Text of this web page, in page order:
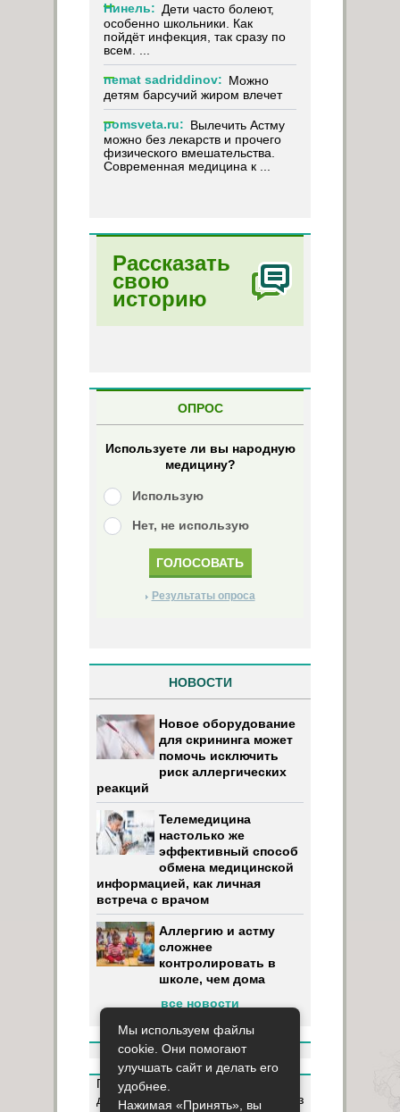
Нинель: Дети часто болеют,
особенно школьники. Как
пойдёт инфекция, так сразу по
всем. ...
nemat sadriddinov: Можно
детям барсучий жиром влечет
pomsveta.ru: Вылечить Астму
можно без лекарств и прочего
физического вмешательства.
Современная медицина к ...
Рассказать
свою
историю
ОПРОС
Используете ли вы народную
медицину?
Использую
Нет, не использую
Результаты опроса
НОВОСТИ
Новое оборудование
для скрининга может
помочь исключить
риск аллергических
реакций
Телемедицина
настолько же
эффективный способ
обмена медицинской
информацией, как личная
встреча с врачом
Аллергию и астму
сложнее
контролировать в
школе, чем дома
все новости
Пользуясь данным ресурсом вы
даёте разрешение на сбор, анализ
Мы используем файлы
cookie. Они помогают
улучшать сайт и делать его
удобнее.
Нажимая «Принять», вы